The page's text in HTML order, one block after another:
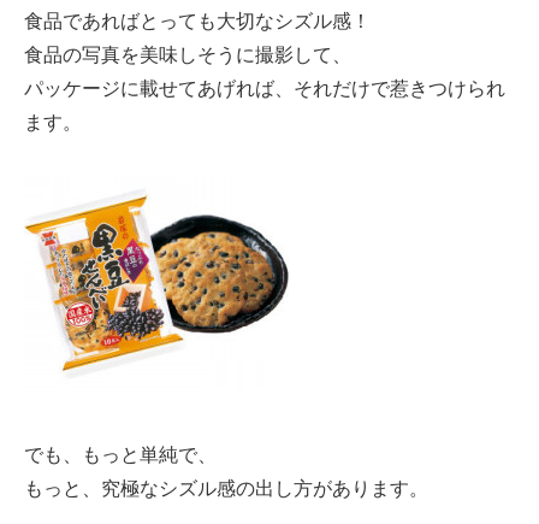
食品であればとっても大切なシズル感！
食品の写真を美味しそうに撮影して、
パッケージに載せてあげれば、それだけで惹きつけられ
ます。
でも、もっと単純で、
もっと、究極なシズル感の出し方があります。